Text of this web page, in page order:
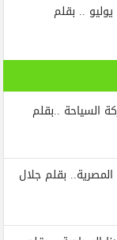
الصفحات المجهولة من ثورة 23 يوليو .. بقلم
السياحة ..بقلم
بقلم جلال